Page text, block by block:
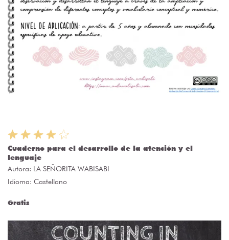
Cuaderno para el desarrollo de la atención y el
lenguaje
Autora: LA SEÑORITA WABISABI
Idioma: Castellano
Gratis